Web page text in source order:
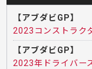
【アブダビGP】
2023コンストラク
【アブダビGP】
2023年ドライバー